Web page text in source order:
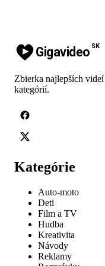
Gigavideo SK
Zbierka najlepších
kategórií.
Kategórie
Auto-moto
Deti
Film a TV
Hudba
Kreativita
Návody
Reklamy